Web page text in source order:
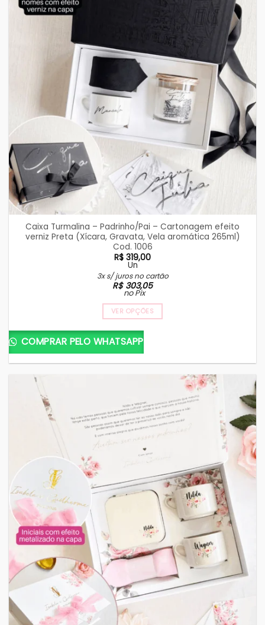
Caixa Turmalina – Padrinho/Pai – Cartonagem efeito
verniz Preta (Xícara, Gravata, Vela aromática 265ml)
Cod. 1006
R$ 319,00
Un
3x s/ juros no cartão
R$303,05
no Pix
VER OPÇÕES
COMPRAR PELO WHATSAPP